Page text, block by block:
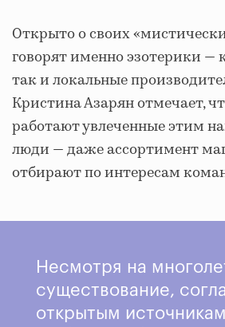
Открыто о своих
говорят именно эзотерики —
так и локальные
Кристина Азарян отмечает,
работают увлеченные этим
люди — даже ассортимент
отбирают по интересам
Несмотря на
существование,
открытым